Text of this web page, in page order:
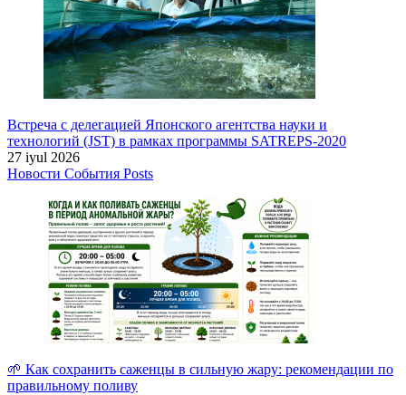
Встреча с делегацией Японского агентства науки и
технологий (JST) в рамках программы SATREPS-2020
27 iyul 2026
Новости События Posts
🌱 Как сохранить саженцы в сильную жару: рекомендации по
правильному поливу